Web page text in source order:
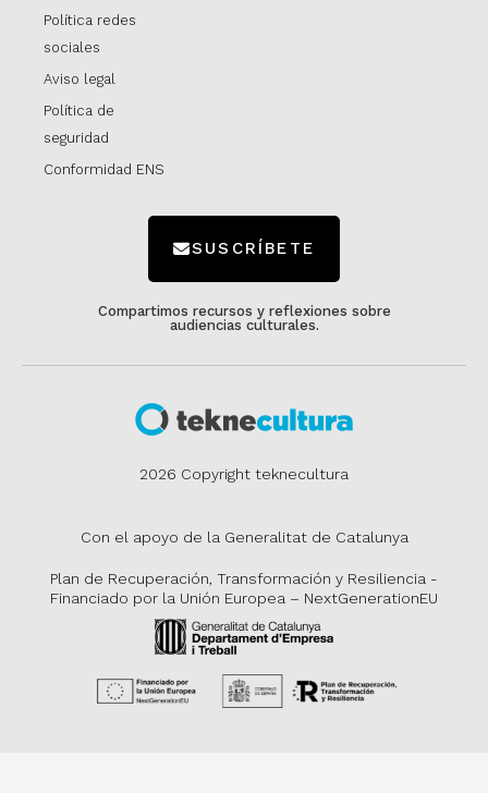
Política redes
sociales
Aviso legal
Política de
seguridad
Conformidad ENS
SUSCRÍBETE
Compartimos recursos y reflexiones sobre
audiencias culturales.
2026 Copyright teknecultura
Con el apoyo de la Generalitat de Catalunya
Plan de Recuperación, Transformación y Resiliencia -
Financiado por la Unión Europea – NextGenerationEU